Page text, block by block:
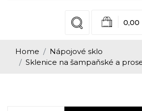
0,00
Home
Nápojové sklo
Sklenice na šampaňské a